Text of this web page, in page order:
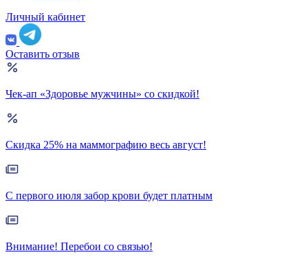
Личный кабинет
Оставить отзыв
Чек-ап «Здоровье мужчины» со скидкой!
Скидка 25% на маммографию весь август!
С первого июля забор крови будет платным
Внимание! Перебои со связью!